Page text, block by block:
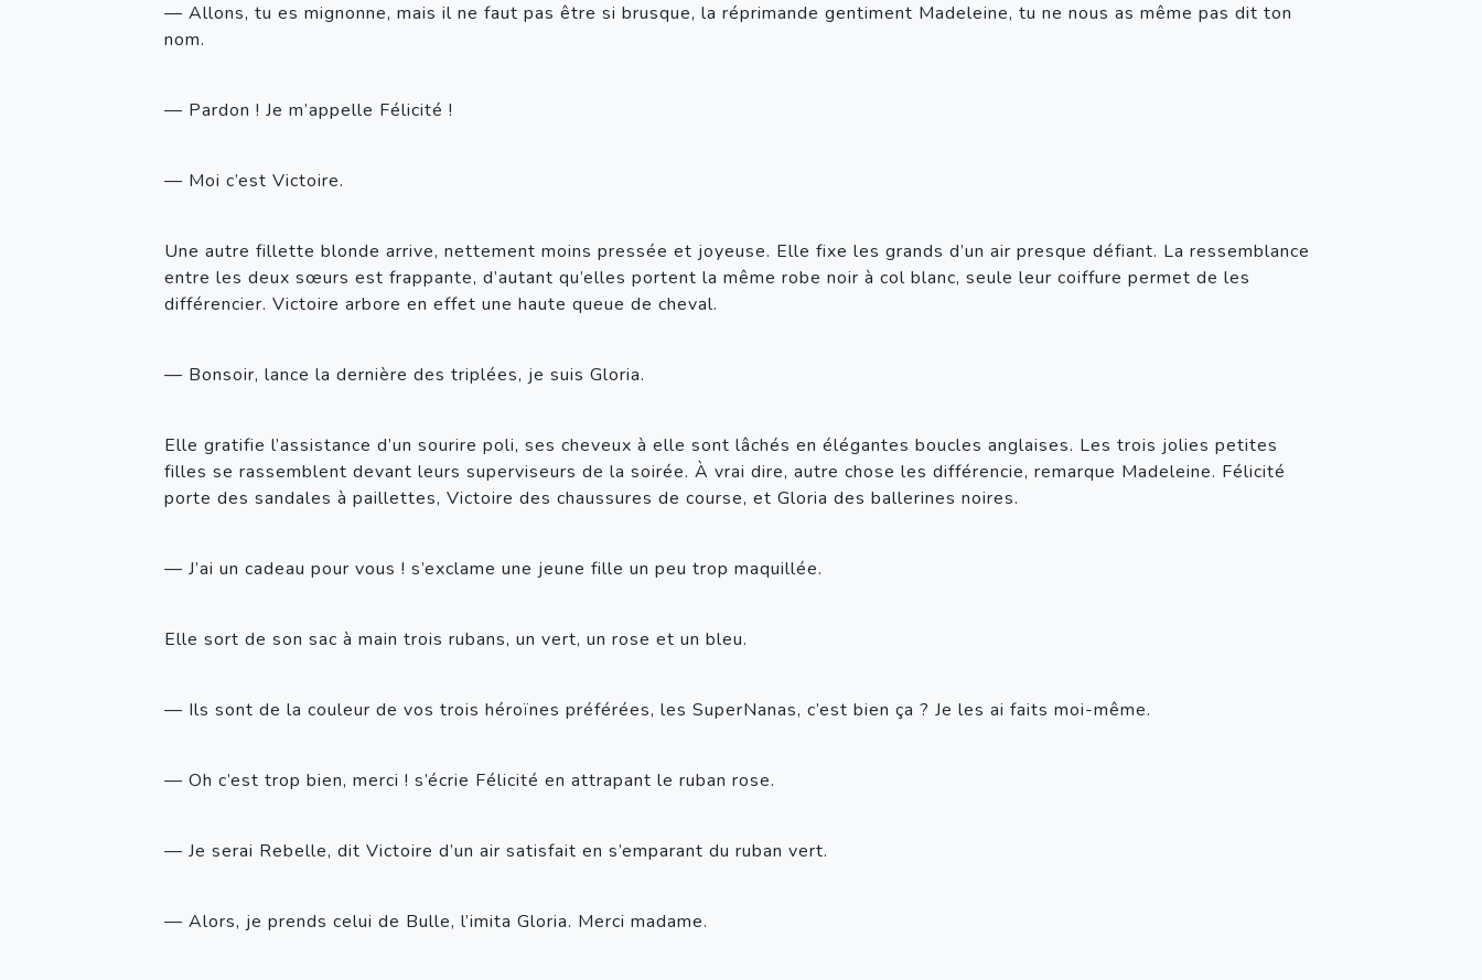
— Allons, tu es mignonne, mais il ne faut pas être si brusque, la réprimande gentiment Madeleine, tu ne nous as même pas dit ton
nom.
— Pardon ! Je m’appelle Félicité !
— Moi c’est Victoire.
Une autre fillette blonde arrive, nettement moins pressée et joyeuse. Elle fixe les grands d’un air presque défiant. La ressemblance
entre les deux sœurs est frappante, d’autant qu’elles portent la même robe noir à col blanc, seule leur coiffure permet de les
différencier. Victoire arbore en effet une haute queue de cheval.
— Bonsoir, lance la dernière des triplées, je suis Gloria.
Elle gratifie l’assistance d’un sourire poli, ses cheveux à elle sont lâchés en élégantes boucles anglaises. Les trois jolies petites
filles se rassemblent devant leurs superviseurs de la soirée. À vrai dire, autre chose les différencie, remarque Madeleine. Félicité
porte des sandales à paillettes, Victoire des chaussures de course, et Gloria des ballerines noires.
— J’ai un cadeau pour vous ! s’exclame une jeune fille un peu trop maquillée.
Elle sort de son sac à main trois rubans, un vert, un rose et un bleu.
— Ils sont de la couleur de vos trois héroïnes préférées, les SuperNanas, c’est bien ça ? Je les ai faits moi-même.
— Oh c’est trop bien, merci ! s’écrie Félicité en attrapant le ruban rose.
— Je serai Rebelle, dit Victoire d’un air satisfait en s’emparant du ruban vert.
— Alors, je prends celui de Bulle, l’imita Gloria. Merci madame.